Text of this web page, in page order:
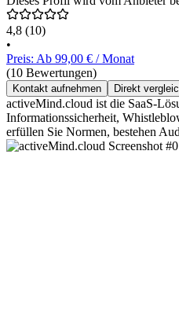
4,8 (10)
•
Preis: Ab 99,00 € / Monat
(10 Bewertungen)
Kontakt aufnehmen Direkt
activeMind.cloud ist die SaaS-
Informationssicherheit,
erfüllen Sie Normen, bestehen